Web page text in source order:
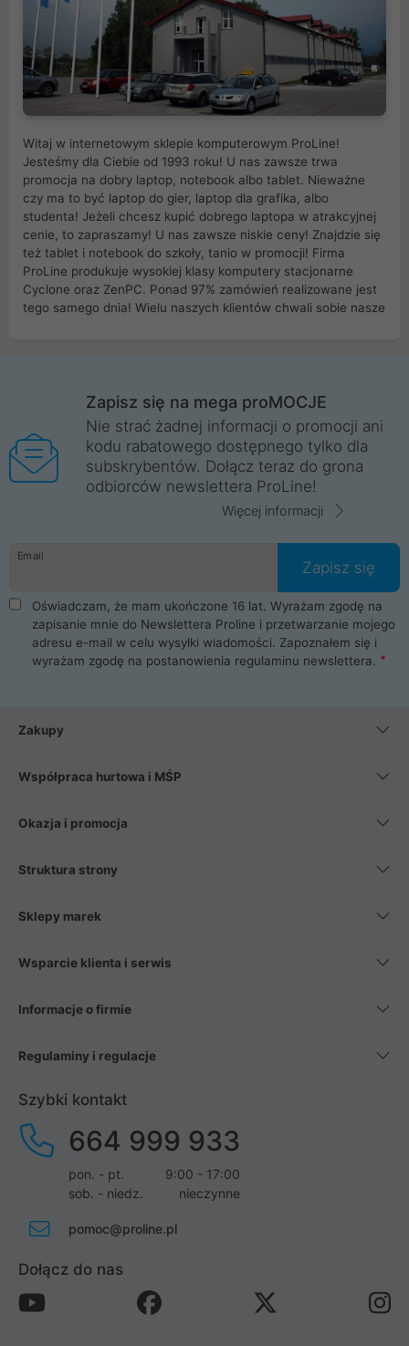
Witaj w internetowym sklepie komputerowym ProLine!
Jesteśmy dla Ciebie od 1993 roku! U nas zawsze trwa
promocja na dobry laptop, notebook albo tablet. Nieważne
czy ma to być laptop do gier, laptop dla grafika, albo
studenta! Jeżeli chcesz kupić dobrego laptopa w atrakcyjnej
cenie, to zapraszamy! U nas zawsze niskie ceny! Znajdzie się
też tablet i notebook do szkoły, tanio w promocji! Firma
ProLine produkuje wysokiej klasy komputery stacjonarne
Cyclone oraz ZenPC. Ponad 97% zamówień realizowane jest
tego samego dnia! Wielu naszych klientów chwali sobie nasze
Wrocław, Poznań, Legnica, Katowice, Gliwice, Kalisz, Bytom,
Trzebnica, Opole. Szybka i profesjonalna obsługa!
ProLine to polska firma ze 100% polskim kapitałem. Działamy
legalnie i płacimy podatki w naszym kraju! Posiadamy siedzibę
główną w Mirkowie oraz salony na terenie kraju. Cała
komunikacja ze sklepem komputerowym ProLine jest
danych osobowych. Dlatego zakup notebooka albo laptopa w
ProLine to czysta przyjemność i pełne bezpieczeństwo.
Zaopatrzysz się u nas w akcesoria i części komputerowe
takie jak procesory, karty graficzne, płyty główne, pamięci,
dyski SSD, M.2 oraz HDD. Nasi pracownicy pomogą Ci wybrać
najlepszy zasilacz komputerowy oraz obudowę do komputera.
Poza komputerami mamy również najlepsze na rynku
Smartfony takich producentów jak Xiaomi, Apple, Samsung i
wentylatory. Na koniec mając już to wszystko, możesz
Zapisz się na mega proMOCJE
Nie strać żadnej informacji o promocji ani
kodu rabatowego dostępnego tylko dla
subskrybentów. Dołącz teraz do grona
odbiorców newslettera ProLine!
Więcej informacji
Email
Zapisz się
Oświadczam, że mam ukończone 16 lat. Wyrażam zgodę na
zapisanie mnie do Newslettera Proline i przetwarzanie mojego
adresu e-mail w celu wysyłki wiadomości. Zapoznałem się i
wyrażam zgodę na postanowienia regulaminu newslettera.
Zakupy
Współpraca hurtowa i MŚP
Okazja i promocja
Struktura strony
Sklepy marek
Wsparcie klienta i serwis
Informacje o firmie
Regulaminy i regulacje
Szybki kontakt
664 999 933
pon. - pt.
9:00 - 17:00
sob. - niedz.
nieczynne
pomoc@proline.pl
Dołącz do nas